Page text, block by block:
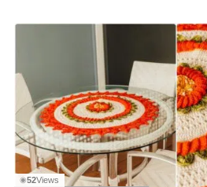
◉52Views